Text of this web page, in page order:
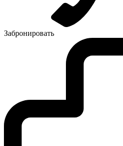
Забронировать